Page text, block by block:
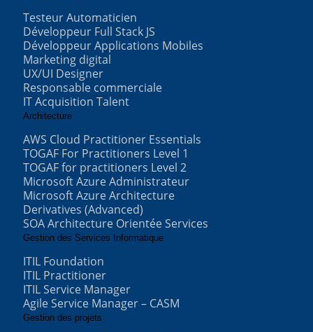
Testeur Automaticien
Développeur Full Stack JS
Développeur Applications Mobiles
Marketing digital
UX/UI Designer
Responsable commerciale
IT Acquisition Talent
Architecture
AWS Cloud Practitioner Essentials
TOGAF For Practitioners Level 1
TOGAF for practitioners Level 2
Microsoft Azure Administrateur
Microsoft Azure Architecture
Derivatives (Advanced)
SOA Architecture Orientée Services
Gestion des Services Informatique
ITIL Foundation
ITIL Practitioner
ITIL Service Manager
Agile Service Manager – CASM
Gestion des projets